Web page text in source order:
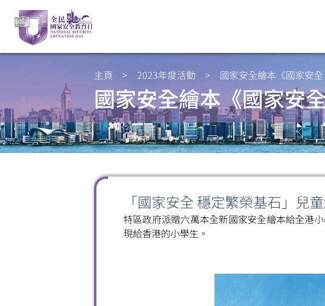
主頁 > 2023年度活動 > 國家安全繪本《國家安全
國家安全繪本《國家安
「國家安全 穩定繁榮基石」兒
特區政府派贈六萬本全新國家安全繪本給全港
現給香港的小學生。